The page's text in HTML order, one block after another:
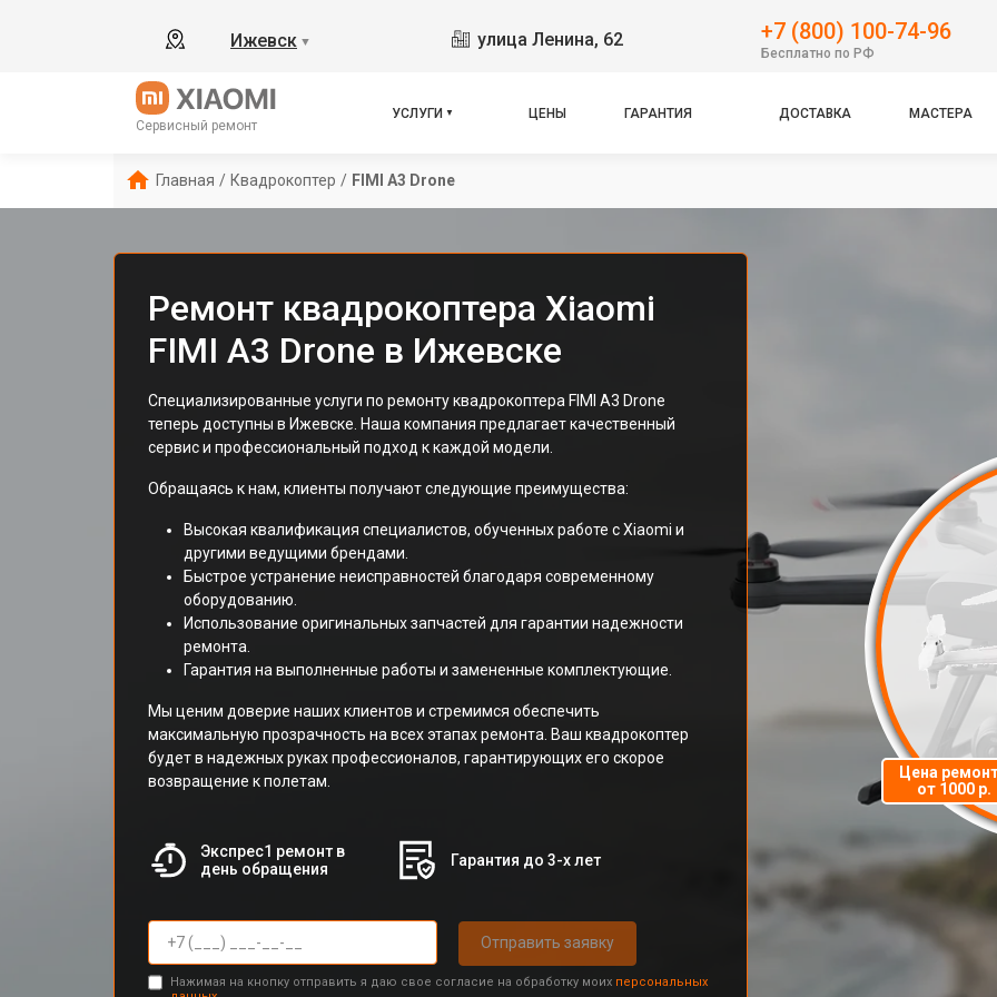
Ижевск ▼ улица Ленина, 62 +7 (800) 100-74-96
Бесплатно по РФ
Сервисный ремонт
УСЛУГИ ЦЕНЫ ГАРАНТИЯ ДОСТАВКА МАСТЕРА
Главная / Квадрокоптер / FIMI A3 Drone
Ремонт квадрокоптера Xiaomi
FIMI A3 Drone в Ижевске
Специализированные услуги по ремонту квадрокоптера FIMI A3 Drone
теперь доступны в Ижевске. Наша компания предлагает качественный
сервис и профессиональный подход к каждой модели.
Обращаясь к нам, клиенты получают следующие преимущества:
Высокая квалификация специалистов, обученных работе с Xiaomi и
другими ведущими брендами.
Быстрое устранение неисправностей благодаря современному
оборудованию.
Использование оригинальных запчастей для гарантии надежности
ремонта.
Гарантия на выполненные работы и замененные комплектующие.
Мы ценим доверие наших клиентов и стремимся обеспечить
максимальную прозрачность на всех этапах ремонта. Ваш квадрокоптер
будет в надежных руках профессионалов, гарантирующих его скорое
возвращение к полетам.
Экспрес1 ремонт в
день обращения
Гарантия до 3-х лет
Отправить заявку
Нажимая на кнопку отправить я даю свое согласие на обработку моих персональных
Цена
от 1000 р.